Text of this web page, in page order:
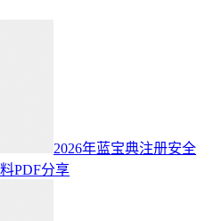
2026年蓝宝典注册安全
PDF分享